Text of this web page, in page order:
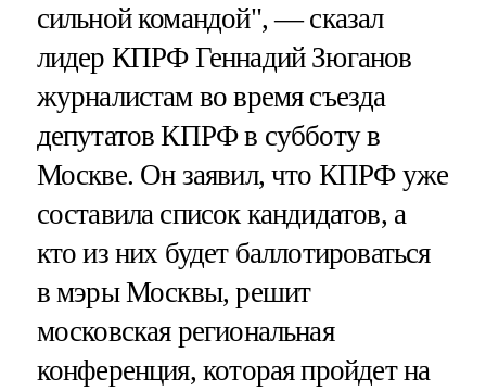
сильной командой", — сказал
лидер КПРФ Геннадий Зюганов
журналистам во время съезда
депутатов КПРФ в субботу в
Москве. Он заявил, что КПРФ уже
составила список кандидатов, а
кто из них будет баллотироваться
в мэры Москвы, решит
московская региональная
конференция, которая пройдет на